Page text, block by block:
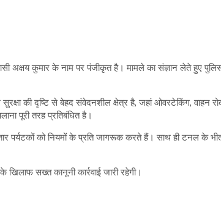
अक्षय कुमार के नाम पर पंजीकृत है। मामले का संज्ञान लेते हुए
की दृष्टि से बेहद संवेदनशील क्षेत्र है, जहां ओवरटेकिंग, वाहन
पूरी तरह प्रतिबंधित है।
पर्यटकों को नियमों के प्रति जागरूक करते हैं। साथ ही टनल के
खिलाफ सख्त कानूनी कार्रवाई जारी रहेगी।